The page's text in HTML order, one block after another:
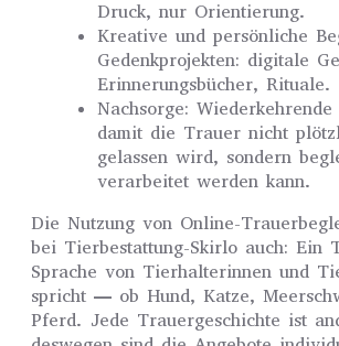
Druck, nur Orientierung.
Kreative und persönliche
Gedenkprojekten: digitale
Erinnerungsbücher, Rituale.
Nachsorge: Wiederkehrende
damit die Trauer nicht
gelassen wird, sondern
verarbeitet werden kann.
Die Nutzung von Online-
bei Tierbestattung-Skirlo auch: Ein
Sprache von Tierhalterinnen und
spricht — ob Hund, Katze,
Pferd. Jede Trauergeschichte ist